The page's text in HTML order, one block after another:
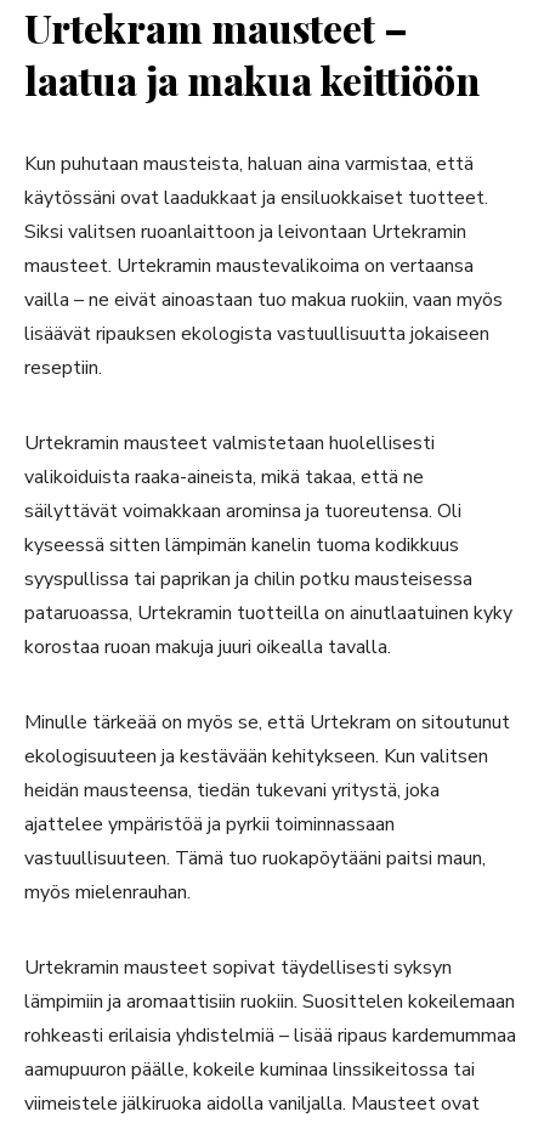
Urtekram mausteet –
laatua ja makua keittiöön
Kun puhutaan mausteista, haluan aina varmistaa, että
käytössäni ovat laadukkaat ja ensiluokkaiset tuotteet.
Siksi valitsen ruoanlaittoon ja leivontaan Urtekramin
mausteet. Urtekramin maustevalikoima on vertaansa
vailla – ne eivät ainoastaan tuo makua ruokiin, vaan myös
lisäävät ripauksen ekologista vastuullisuutta jokaiseen
reseptiin.
Urtekramin mausteet valmistetaan huolellisesti
valikoiduista raaka-aineista, mikä takaa, että ne
säilyttävät voimakkaan arominsa ja tuoreutensa. Oli
kyseessä sitten lämpimän kanelin tuoma kodikkuus
syyspullissa tai paprikan ja chilin potku mausteisessa
pataruoassa, Urtekramin tuotteilla on ainutlaatuinen kyky
korostaa ruoan makuja juuri oikealla tavalla.
Minulle tärkeää on myös se, että Urtekram on sitoutunut
ekologisuuteen ja kestävään kehitykseen. Kun valitsen
heidän mausteensa, tiedän tukevani yritystä, joka
ajattelee ympäristöä ja pyrkii toiminnassaan
vastuullisuuteen. Tämä tuo ruokapöytääni paitsi maun,
myös mielenrauhan.
Urtekramin mausteet sopivat täydellisesti syksyn
lämpimiin ja aromaattisiin ruokiin. Suosittelen kokeilemaan
rohkeasti erilaisia yhdistelmiä – lisää ripaus kardemummaa
aamupuuron päälle, kokeile kuminaa linssikeitossa tai
viimeistele jälkiruoka aidolla vaniljalla. Mausteet ovat